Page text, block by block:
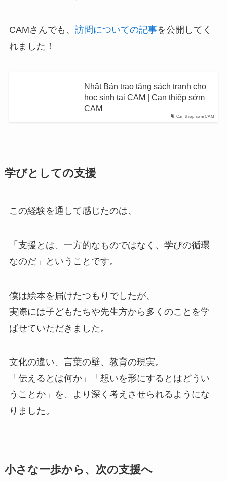
CAMさんでも、 訪問についての記事を公開してく
れました！
Can thiệp sớm CAM
Nhật Bản trao tặng sách tranh cho
học sinh tại CAM | Can thiệp sớm
CAM
学びとしての支援
この経験を通して感じたのは、
「支援とは、一方的なものではなく、学びの循環
なのだ」ということです。
僕は絵本を届けたつもりでしたが、
実際には子どもたちや先生方から多くのことを学
ばせていただきました。
文化の違い、言葉の壁、教育の現実。
「伝えるとは何か」「想いを形にするとはどうい
うことか」を、より深く考えさせられるようにな
りました。
小さな一歩から、次の支援へ